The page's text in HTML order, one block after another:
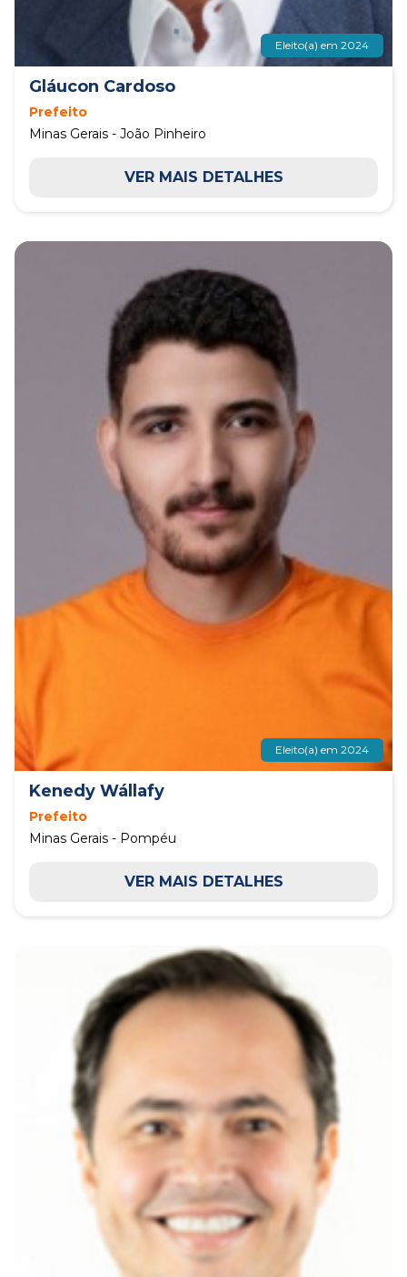
Eleito(a) em 2024
Gláucon Cardoso
Prefeito
Minas Gerais - João Pinheiro
VER MAIS DETALHES
Eleito(a) em 2024
Kenedy Wállafy
Prefeito
Minas Gerais - Pompéu
VER MAIS DETALHES